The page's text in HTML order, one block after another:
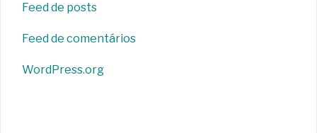
Feed de posts
Feed de comentários
WordPress.org